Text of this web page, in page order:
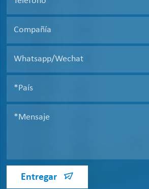
Entregar